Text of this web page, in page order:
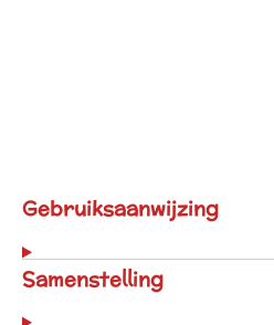
Gebruiksaanwijzing
Samenstelling